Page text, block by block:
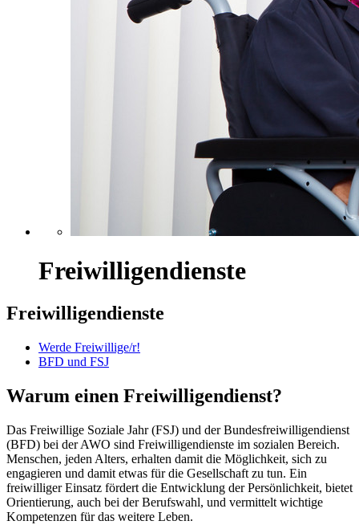
Freiwilligendienste
Freiwilligendienste
Werde Freiwillige/r!
BFD und FSJ
Warum einen Freiwilligendienst?
Das Freiwillige Soziale Jahr (FSJ) und der Bundesfreiwilligendienst
(BFD) bei der AWO sind Freiwilligendienste im sozialen Bereich.
Menschen, jeden Alters, erhalten damit die Möglichkeit, sich zu
engagieren und damit etwas für die Gesellschaft zu tun. Ein
freiwilliger Einsatz fördert die Entwicklung der Persönlichkeit, bietet
Orientierung, auch bei der Berufswahl, und vermittelt wichtige
Kompetenzen für das weitere Leben.